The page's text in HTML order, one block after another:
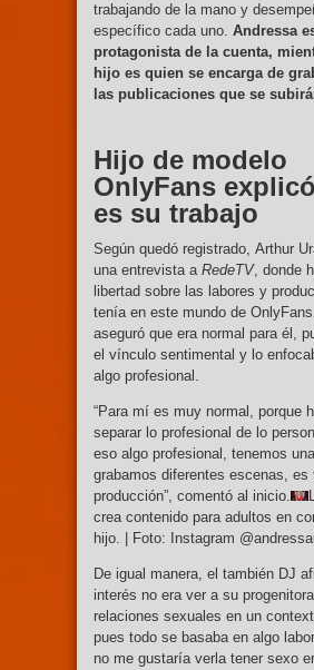
trabajando de la mano y
específico cada uno. Andressa
protagonista de la cuenta,
hijo es quien se encarga de
las publicaciones que se
Hijo de modelo
OnlyFans
es su trabajo
Según quedó registrado, Arthur
una entrevista a RedeTV, donde
libertad sobre las labores y
tenía en este mundo de
aseguró que era normal para él,
el vínculo sentimental y lo
algo profesional.
“Para mí es muy normal, porque
separar lo profesional de lo
eso algo profesional, tenemos
grabamos diferentes escenas, es
producción”, comentó al inicio.
crea contenido para adultos en
hijo. | Foto: Instagram
De igual manera, el también DJ
interés no era ver a su
relaciones sexuales en un
pues todo se basaba en algo
no me gustaría verla tener sexo